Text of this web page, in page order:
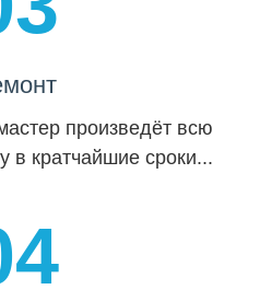
произведёт всю
в кратчайшие сроки...